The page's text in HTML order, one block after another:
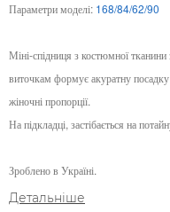
Параметри моделі: 168/84/62/90
Міні-спідниця з костюмної
виточкам формує акуратну
жіночні пропорції.
На підкладці, застібається на
Зроблено в Україні.
Детальніше